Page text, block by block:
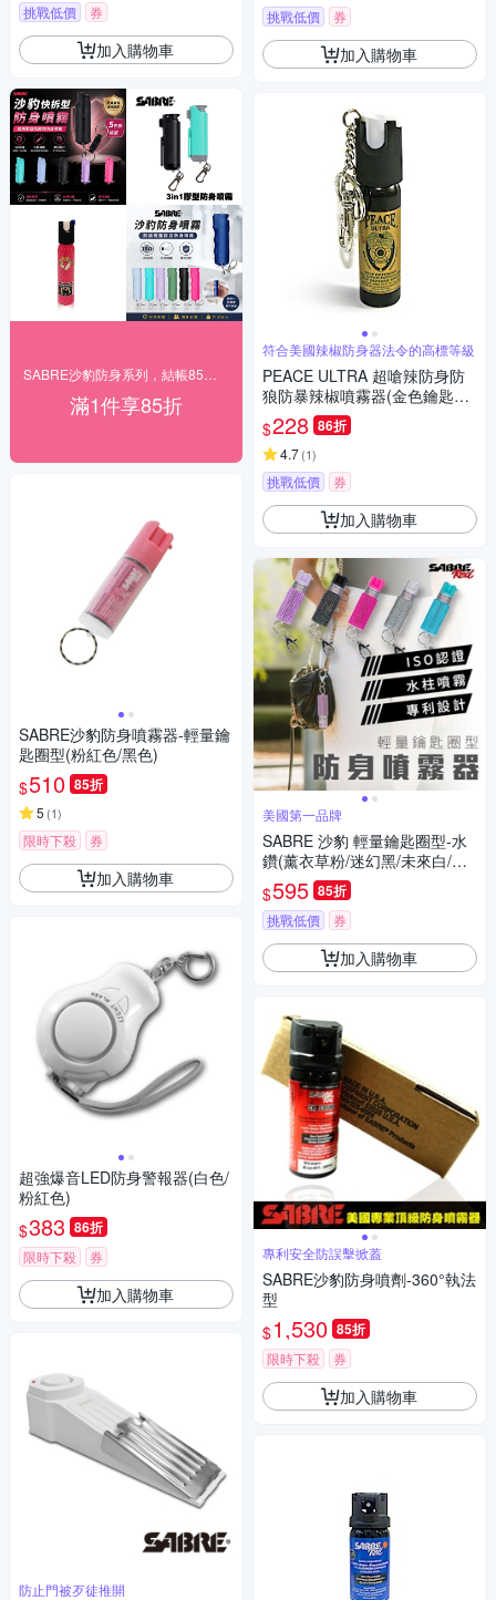
挑戰低價 券
加入購物車
滿1件享85折
SABRE沙豹防身噴霧器-輕量鑰
匙圈型(粉紅色/黑色)
$510 85折
5 (1)
限時下殺 券
加入購物車
超強爆音LED防身警報器(白色/
粉紅色)
$383 86折
限時下殺 券
加入購物車
防止門被歹徒推開
挑戰低價 券
加入購物車
符合美國辣椒防身器法令的高標等級
PEACE ULTRA 超嗆辣防身防
狼防暴辣椒噴霧器(金色鑰匙圈
型)
$228 86折
4.7(1)
挑戰低價 券
加入購物車
美國第一品牌
SABRE 沙豹 輕量鑰匙圈型-水
鑽(薰衣草粉/迷幻黑/未來白/活
力粉紅/薄荷青)
$595 85折
挑戰低價 券
加入購物車
專利安全防誤擊掀蓋
SABRE沙豹防身噴劑-360°執法
型
$1,530 85折
限時下殺 券
加入購物車